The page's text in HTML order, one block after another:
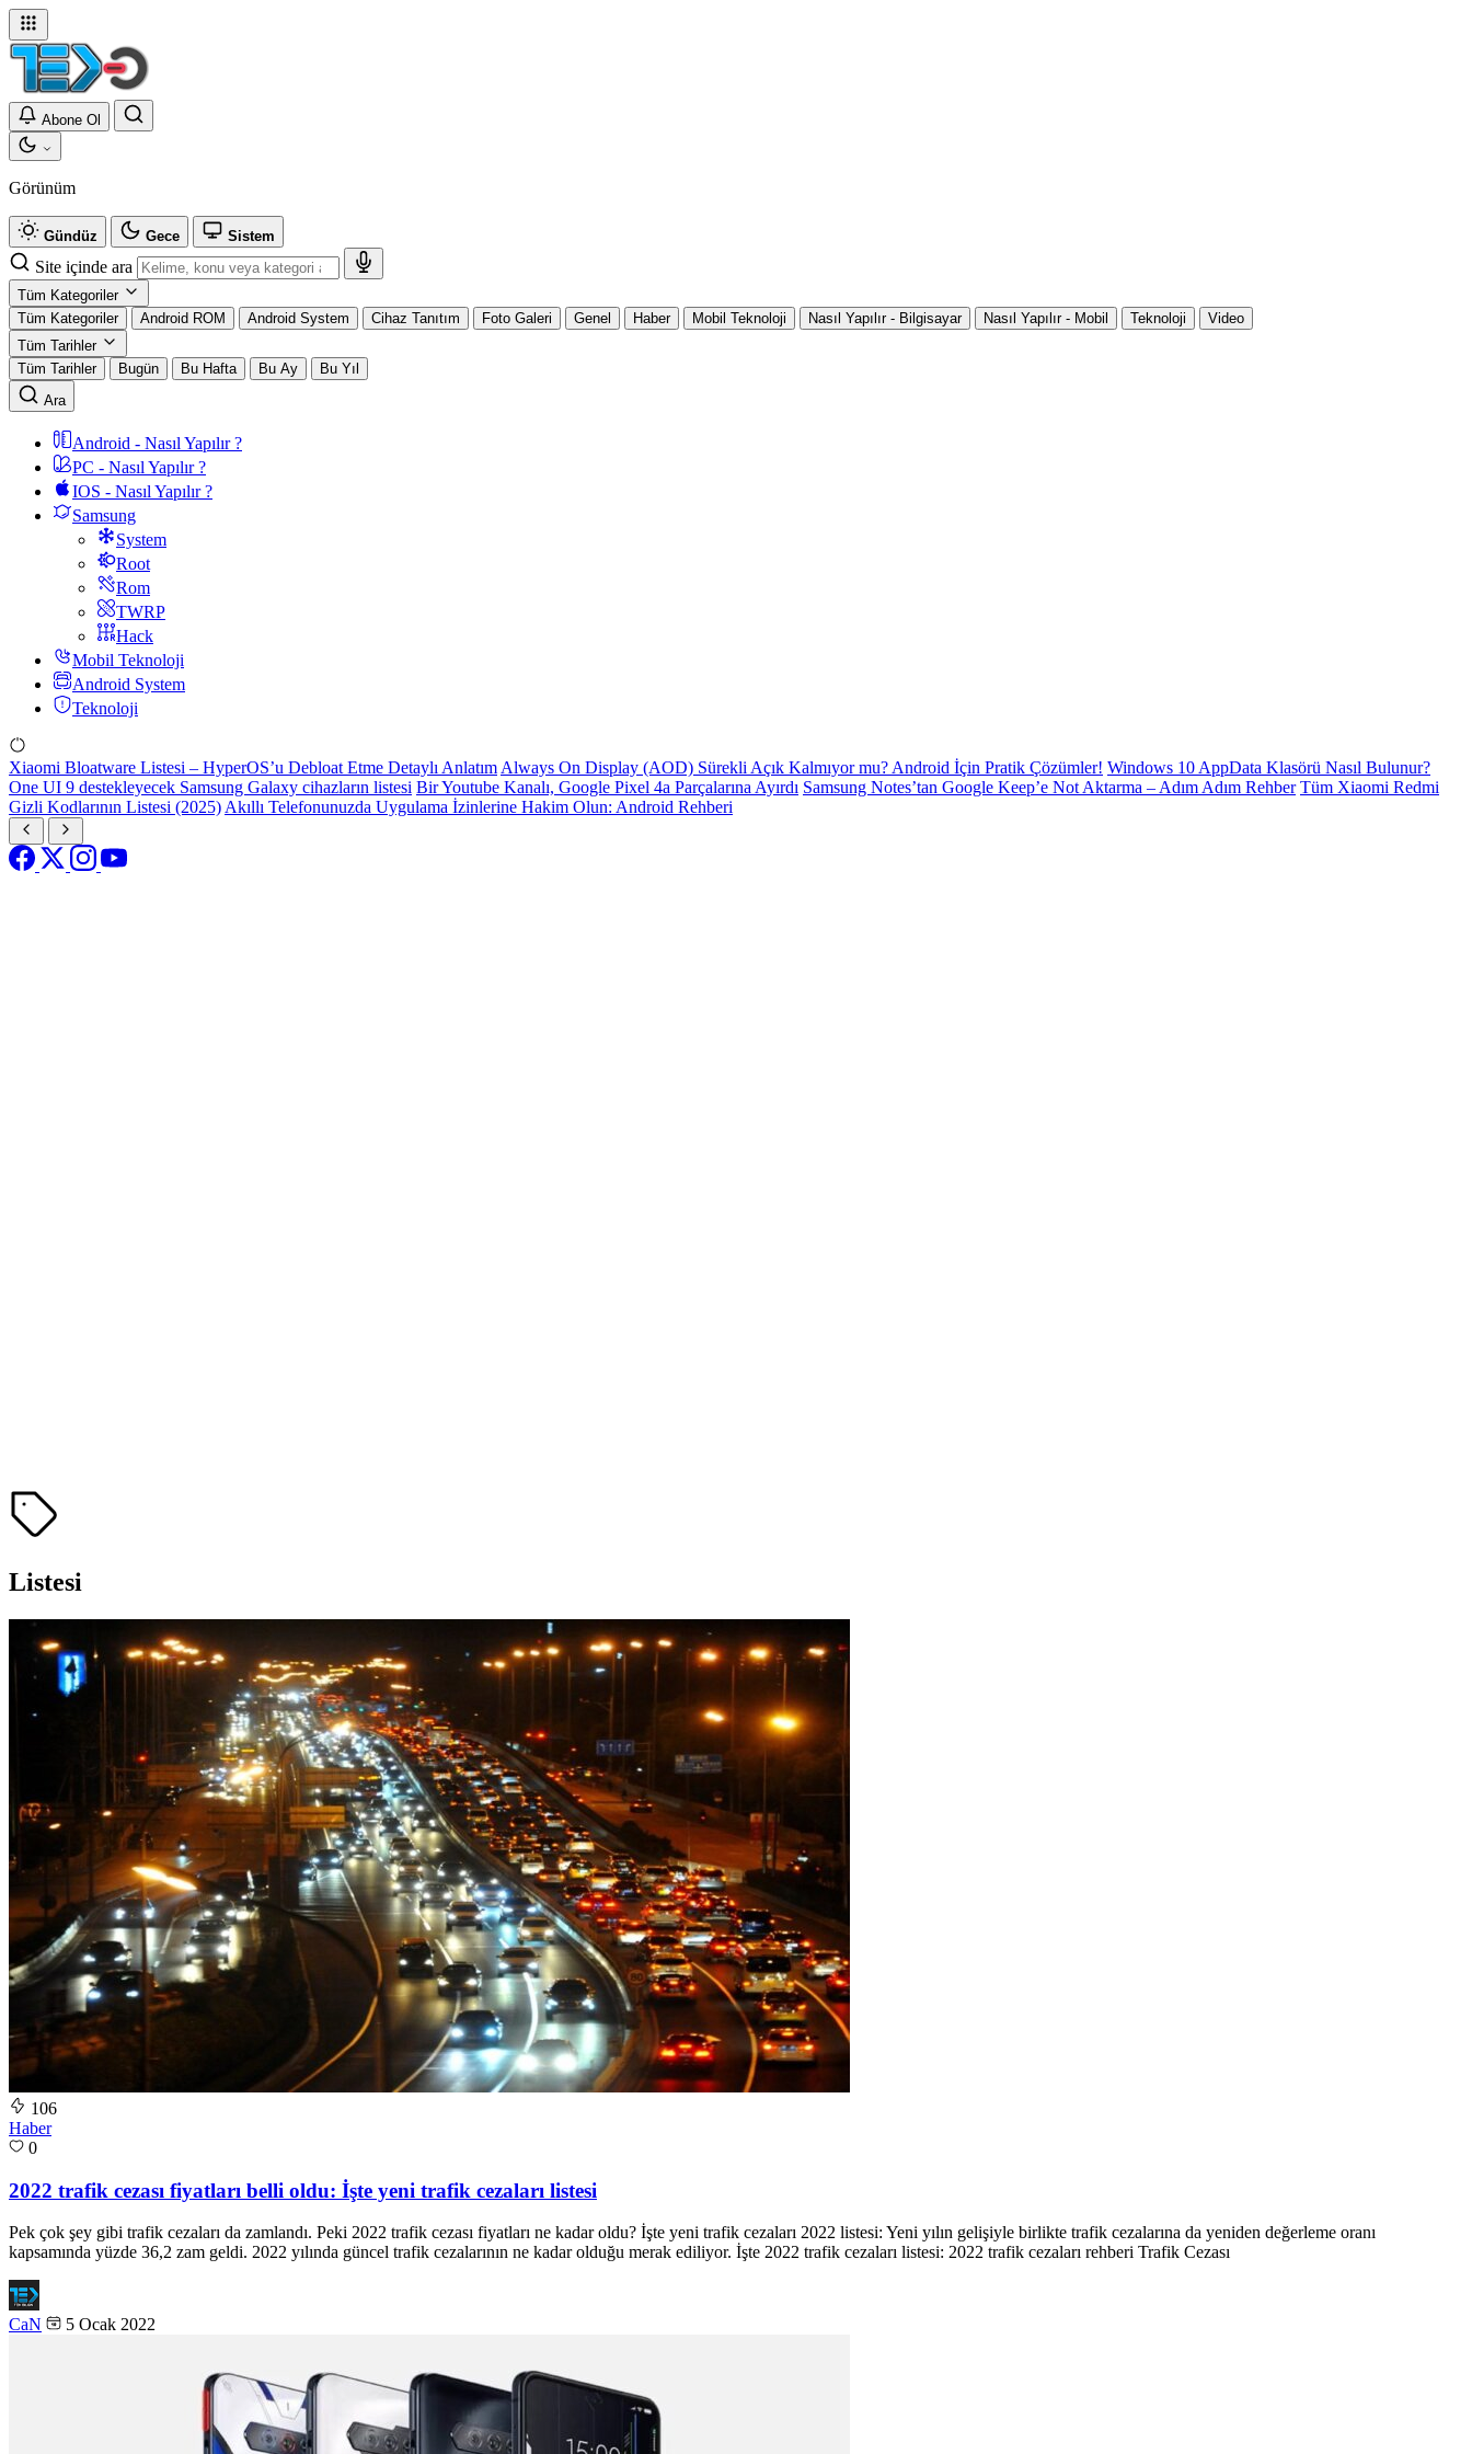
Abone Ol
Görünüm
Gündüz Gece Sistem
Site içinde ara
Tüm Kategoriler
Tüm Kategoriler
Android ROM Android System Cihaz Tanıtım Foto Galeri Genel Haber Mobil Teknoloji Nasıl Yapılır - Bilgisayar Nasıl Yapılır - Mobil Teknoloji
Video
Tüm Tarihler
Tüm Tarihler
Bugün Bu Hafta Bu Ay
Bu Yıl
Ara
Android - Nasıl Yapılır ?
PC - Nasıl Yapılır ?
IOS - Nasıl Yapılır ?
Samsung
System
Root
Rom
TWRP
Hack
Mobil Teknoloji
Android System
Teknoloji
Xiaomi Bloatware Listesi – HyperOS’u Debloat Etme Detaylı Anlatım Always On Display (AOD) Sürekli Açık Kalmıyor mu? Android İçin Pratik Çözümler! Windows 10 AppData Klasörü Nasıl Bulunur?
One UI 9 destekleyecek Samsung Galaxy cihazların listesi Bir Youtube Kanalı, Google Pixel 4a Parçalarına Ayırdı Samsung Notes’tan Google Keep’e Not Aktarma – Adım Adım Rehber Tüm Xiaomi Redmi
Gizli Kodlarının Listesi (2025) Akıllı Telefonunuzda Uygulama İzinlerine Hakim Olun: Android Rehberi
Listesi
106
Haber
0
2022 trafik cezası fiyatları belli oldu: İşte yeni trafik cezaları listesi
Pek çok şey gibi trafik cezaları da zamlandı. Peki 2022 trafik cezası fiyatları ne kadar oldu? İşte yeni trafik cezaları 2022 listesi: Yeni yılın gelişiyle birlikte trafik cezalarına da yeniden değerleme oranı
kapsamında yüzde 36,2 zam geldi. 2022 yılında güncel trafik cezalarının ne kadar olduğu merak ediliyor. İşte 2022 trafik cezaları listesi: 2022 trafik cezaları rehberi Trafik Cezası
CaN 5 Ocak 2022